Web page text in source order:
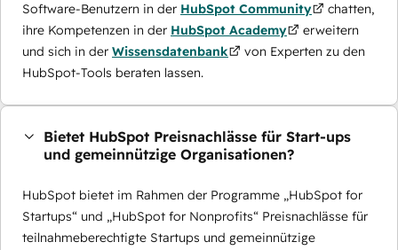
Software-Benutzern in der HubSpot Community
chatten,
ihre Kompetenzen in der HubSpot Academy
erweitern
und sich in der Wissensdatenbank
von Experten zu den
HubSpot-Tools beraten lassen.
Bietet HubSpot Preisnachlässe für Start-ups
und gemeinnützige Organisationen?
HubSpot bietet im Rahmen der Programme „HubSpot for
Startups“ und „HubSpot for Nonprofits“ Preisnachlässe für
teilnahmeberechtigte Startups und gemeinnützige